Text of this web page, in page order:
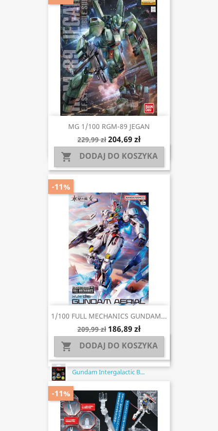
MG 1/100 RGM-89 JEGAN
229,99 zł 204,69 zł
 DODAJ DO KOSZYKA
1/100 FULL MECHANICS GUNDAM...
209,99 zł 186,89 zł
 DODAJ DO KOSZYKA
Gundam Intergalactic B...
-11%
-11%